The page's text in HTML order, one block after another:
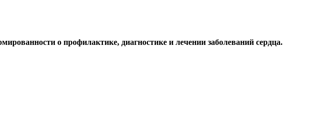
о профилактике, диагностике и лечении заболеваний сердца.